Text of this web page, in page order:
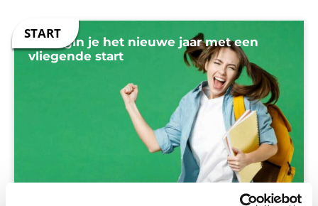
Zo begin je het nieuwe jaar met een
vliegende start